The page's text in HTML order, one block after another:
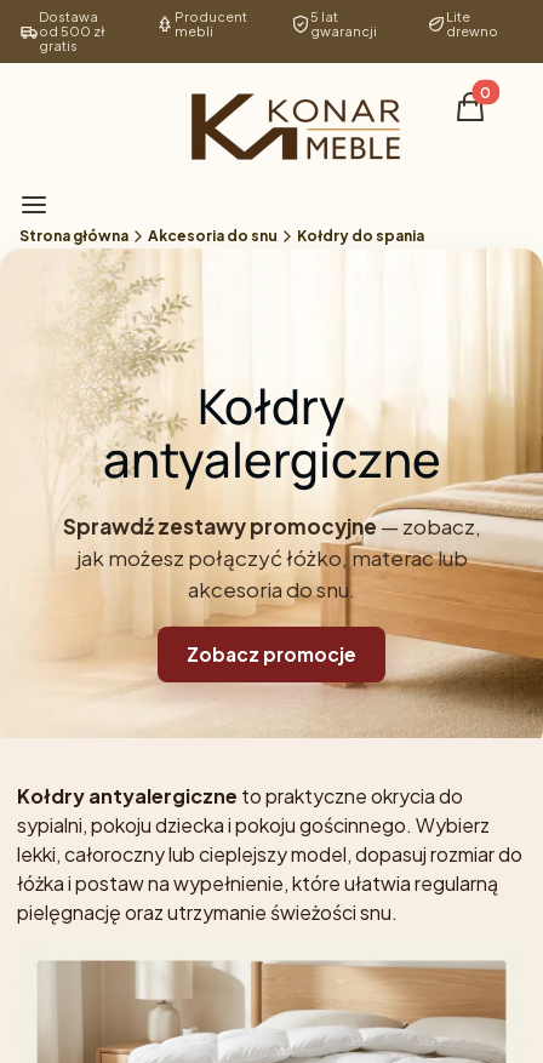
Dostawa
od 500 zł
gratis
Producent
mebli
5 lat
gwarancji
Lite
drewno
Produkty
Koszyk
Menu
Strona główna Akcesoria do snu Kołdry do spania
Kołdry
antyalergiczne
Sprawdź zestawy promocyjne— zobacz,
jak możesz połączyć łóżko, materac lub
akcesoria do snu.
Zobacz promocje
Kołdry antyalergiczne to praktyczne okrycia do
sypialni, pokoju dziecka i pokoju gościnnego. Wybierz
lekki, całoroczny lub cieplejszy model, dopasuj rozmiar do
łóżka i postaw na wypełnienie, które ułatwia regularną
pielęgnację oraz utrzymanie świeżości snu.